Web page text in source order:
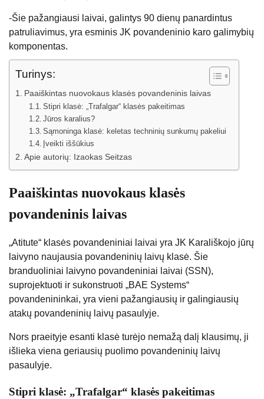
-Šie pažangiausi laivai, galintys 90 dienų panardintus
patruliavimus, yra esminis JK povandeninio karo galimybių
komponentas.
Turinys:
Paaiškintas nuovokaus klasės povandeninis laivas
Stipri klasė: „Trafalgar“ klasės pakeitimas
Jūros karalius?
Sąmoninga klasė: keletas techninių sunkumų pakeliui
Įveikti iššūkius
Apie autorių: Izaokas Seitzas
Paaiškintas nuovokaus klasės
povandeninis laivas
„Atitute“ klasės povandeniniai laivai yra JK Karališkojo jūrų
laivyno naujausia povandeninių laivų klasė. Šie
branduoliniai laivyno povandeniniai laivai (SSN),
suprojektuoti ir sukonstruoti „BAE Systems“
povandenininkai, yra vieni pažangiausių ir galingiausių
atakų povandeninių laivų pasaulyje.
Nors praeityje esanti klasė turėjo nemažą dalį klausimų, ji
išlieka viena geriausių puolimo povandeninių laivų
pasaulyje.
Stipri klasė: „Trafalgar“ klasės pakeitimas